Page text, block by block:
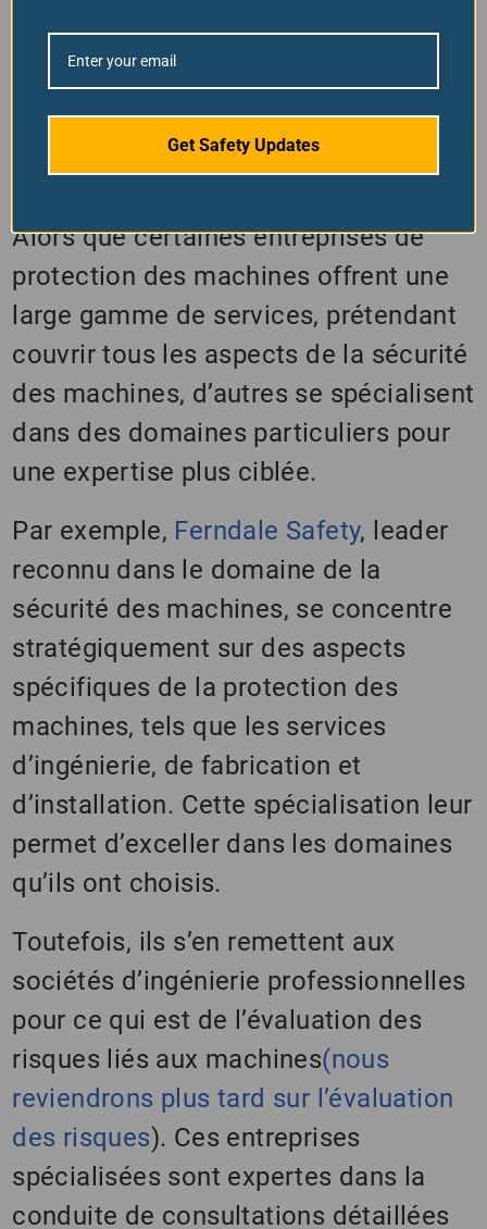
de protections de machines et
de dispositifs de sécurité
électroniques.
Alors que certaines entreprises de
protection des machines offrent une
large gamme de services, prétendant
couvrir tous les aspects de la sécurité
des machines, d’autres se spécialisent
dans des domaines particuliers pour
une expertise plus ciblée.
Par exemple, Ferndale Safety, leader
reconnu dans le domaine de la
sécurité des machines, se concentre
stratégiquement sur des aspects
spécifiques de la protection des
machines, tels que les services
d’ingénierie, de fabrication et
d’installation. Cette spécialisation leur
permet d’exceller dans les domaines
qu’ils ont choisis.
Toutefois, ils s’en remettent aux
sociétés d’ingénierie professionnelles
pour ce qui est de l’évaluation des
risques liés aux machines(nous
reviendrons plus tard sur l’évaluation
des risques). Ces entreprises
spécialisées sont expertes dans la
conduite de consultations détaillées
Get Safety Updates